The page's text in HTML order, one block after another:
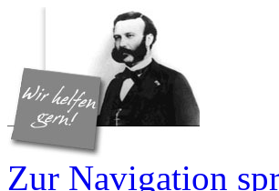
Zur Navigation